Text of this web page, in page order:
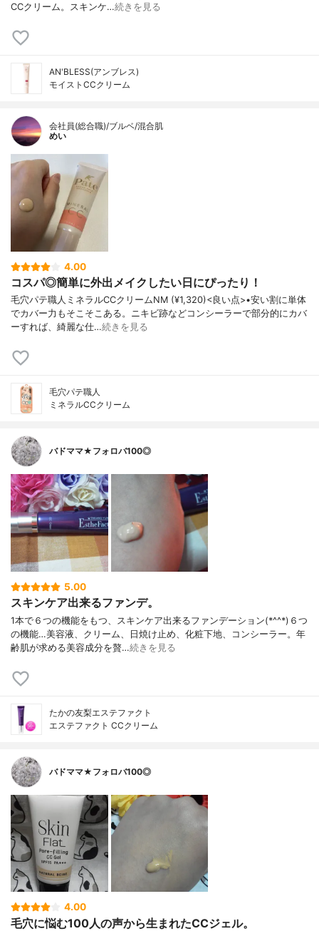
CCクリーム。スキンケ…続きを見る
AN'BLESS(アンブレス)
モイストCCクリーム
会社員(総合職)/ブルベ/混合肌
めい
4.00
コスパ◎簡単に外出メイクしたい日にぴったり！
毛穴パテ職人ミネラルCCクリームNM (¥1,320)<良い点>•安い割に単体
でカバー力もそこそこある。ニキビ跡などコンシーラーで部分的にカバ
ーすれば、綺麗な仕…続きを見る
毛穴パテ職人
ミネラルCCクリーム
バドママ★フォロバ100◎
5.00
スキンケア出来るファンデ。
1本で６つの機能をもつ、スキンケア出来るファンデーション(*^^*)６つ
の機能…美容液、クリーム、日焼け止め、化粧下地、コンシーラー。年
齢肌が求める美容成分を贅…続きを見る
たかの友梨エステファクト
エステファクト CCクリーム
バドママ★フォロバ100◎
4.00
毛穴に悩む100人の声から生まれたCCジェル。